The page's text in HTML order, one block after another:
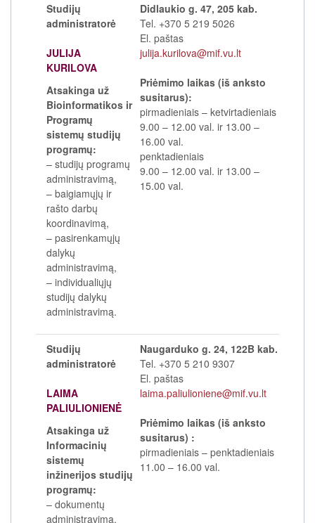
Studijų
administratorė
JULIJA
KURILOVA
Atsakinga už
Bioinformatikos ir
Programų
sistemų studijų
programų:
– studijų programų
administravimą,
– baigiamųjų ir
rašto darbų
koordinavimą,
– pasirenkamųjų
dalykų
administravimą,
– individualiųjų
studijų dalykų
administravimą.
Didlaukio g. 47, 205 kab.
Tel. +370 5 219 5026
El. paštas
julija.kurilova@mif.vu.lt
Priėmimo laikas (iš anksto
susitarus):
pirmadieniais – ketvirtadieniais
9.00 – 12.00 val. ir 13.00 –
16.00 val.
penktadieniais
9.00 – 12.00 val. ir 13.00 –
15.00 val.
Studijų
administratorė
LAIMA
PALIULIONIENĖ
Atsakinga už
Informacinių
sistemų
inžinerijos studijų
programų:
– dokumentų
administravimą,
Naugarduko g. 24, 122B kab.
Tel. +370 5 210 9307
El. paštas
laima.paliulioniene@mif.vu.lt
Priėmimo laikas (iš anksto
susitarus) :
pirmadieniais – penktadieniais
11.00 – 16.00 val.